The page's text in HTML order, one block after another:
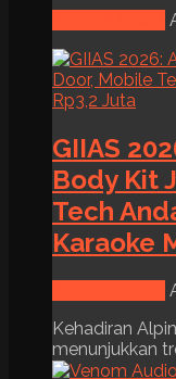
GIIAS
Body Kit
Tech
Karaoke
Kehadiran
menunjukkan